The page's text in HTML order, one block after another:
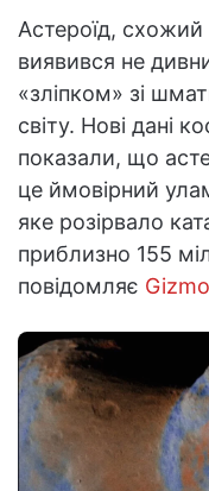
Астероїд, схожий
виявився не
«зліпком» зі
світу. Нові дані
показали, що
це ймовірний
яке розірвало
приблизно 155
повідомляє